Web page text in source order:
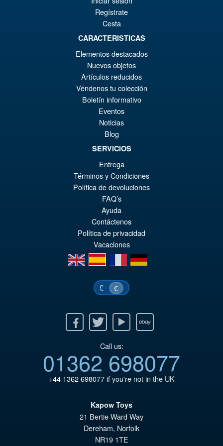
PRÉ COMMANDE
Marvel Legends X-Men 97
Wave 3 Cable
AJOUTER AU PANIER
Regístrate
Cesta
CARACTERISTICAS
Elementos destacados
Nuevos objetos
Artículos reducidos
Véndenos tu colección
Boletín informativo
Eventos
Noticias
Blog
SERVICIOS
Entrega
Términos y Condiciones
Política de devoluciones
FAQ’s
Ayuda
Contáctenos
Política de privacidad
Vacaciones
en
es fr de
£ €
Twitter Youtube Ebay
Call us:
01362 698077
+44 1362 698077if you're not in the UK
Kapow Toys
21 Bertie Ward Way
Dereham, Norfolk
NR19 1TE